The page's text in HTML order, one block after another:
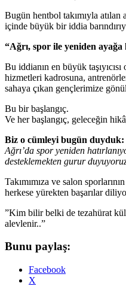
Bugün hentbol takımıyla
içinde büyük bir iddia
“Ağrı, spor ile yeniden
Bu iddianın en büyük
hizmetleri kadrosuna,
sahaya çıkan gençlerimize
Bu bir başlangıç.
Ve her başlangıç, geleceğin
Biz o cümleyi bugün duyduk:
Ağrı’da spor yeniden
desteklemekten gurur
Takımımıza ve salon
herkese yürekten başarılar
”Kim bilir belki de tezahürat
alevlenir..”
Bunu paylaş:
Facebook
X